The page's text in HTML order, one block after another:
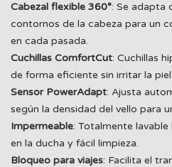
Cabezal flexible 360°: Se adapta
contornos de la cabeza para un
en cada pasada.
Cuchillas ComfortCut: Cuchillas
de forma eficiente sin irritar la piel.
Sensor PowerAdapt: Ajusta
según la densidad del vello para
Impermeable: Totalmente
en la ducha y fácil limpieza.
Bloqueo para viajes: Facilita el